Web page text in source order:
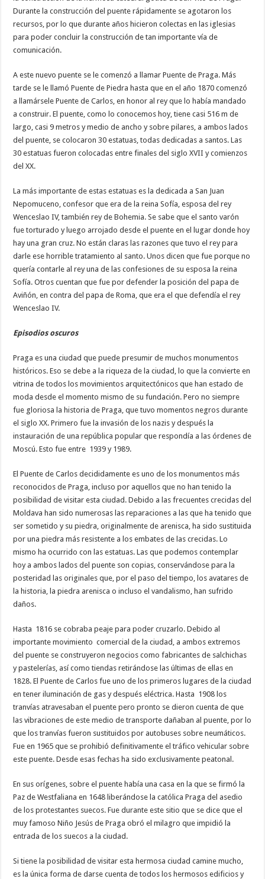
Durante la construcción del puente rápidamente se agotaron los
recursos, por lo que durante años hicieron colectas en las iglesias
para poder concluir la construcción de tan importante vía de
comunicación.
A este nuevo puente se le comenzó a llamar Puente de Praga. Más
tarde se le llamó Puente de Piedra hasta que en el año 1870 comenzó
a llamársele Puente de Carlos, en honor al rey que lo había mandado
a construir. El puente, como lo conocemos hoy, tiene casi 516 m de
largo, casi 9 metros y medio de ancho y sobre pilares, a ambos lados
del puente, se colocaron 30 estatuas, todas dedicadas a santos. Las
30 estatuas fueron colocadas entre finales del siglo XVII y comienzos
del XX.
La más importante de estas estatuas es la dedicada a San Juan
Nepomuceno, confesor que era de la reina Sofía, esposa del rey
Wenceslao IV, también rey de Bohemia. Se sabe que el santo varón
fue torturado y luego arrojado desde el puente en el lugar donde hoy
hay una gran cruz. No están claras las razones que tuvo el rey para
darle ese horrible tratamiento al santo. Unos dicen que fue porque no
quería contarle al rey una de las confesiones de su esposa la reina
Sofía. Otros cuentan que fue por defender la posición del papa de
Aviñón, en contra del papa de Roma, que era el que defendía el rey
Wenceslao IV.
Episodios oscuros
Praga es una ciudad que puede presumir de muchos monumentos
históricos. Eso se debe a la riqueza de la ciudad, lo que la convierte en
vitrina de todos los movimientos arquitectónicos que han estado de
moda desde el momento mismo de su fundación. Pero no siempre
fue gloriosa la historia de Praga, que tuvo momentos negros durante
el siglo XX. Primero fue la invasión de los nazis y después la
instauración de una república popular que respondía a las órdenes de
Moscú. Esto fue entre 1939 y 1989.
El Puente de Carlos decididamente es uno de los monumentos más
reconocidos de Praga, incluso por aquellos que no han tenido la
posibilidad de visitar esta ciudad. Debido a las frecuentes crecidas del
Moldava han sido numerosas las reparaciones a las que ha tenido que
ser sometido y su piedra, originalmente de arenisca, ha sido sustituida
por una piedra más resistente a los embates de las crecidas. Lo
mismo ha ocurrido con las estatuas. Las que podemos contemplar
hoy a ambos lados del puente son copias, conservándose para la
posteridad las originales que, por el paso del tiempo, los avatares de
la historia, la piedra arenisca o incluso el vandalismo, han sufrido
daños.
Hasta 1816 se cobraba peaje para poder cruzarlo. Debido al
importante movimiento comercial de la ciudad, a ambos extremos
del puente se construyeron negocios como fabricantes de salchichas
y pastelerías, así como tiendas retirándose las últimas de ellas en
1828. El Puente de Carlos fue uno de los primeros lugares de la ciudad
en tener iluminación de gas y después eléctrica. Hasta 1908 los
tranvías atravesaban el puente pero pronto se dieron cuenta de que
las vibraciones de este medio de transporte dañaban al puente, por lo
que los tranvías fueron sustituidos por autobuses sobre neumáticos.
Fue en 1965 que se prohibió definitivamente el tráfico vehicular sobre
este puente. Desde esas fechas ha sido exclusivamente peatonal.
En sus orígenes, sobre el puente había una casa en la que se firmó la
Paz de Westfaliana en 1648 liberándose la católica Praga del asedio
de los protestantes suecos. Fue durante este sitio que se dice que el
muy famoso Niño Jesús de Praga obró el milagro que impidió la
entrada de los suecos a la ciudad.
Si tiene la posibilidad de visitar esta hermosa ciudad camine mucho,
es la única forma de darse cuenta de todos los hermosos edificios y